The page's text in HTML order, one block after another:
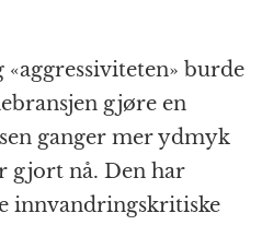
«aggressiviteten» burde
gjøre en
ganger mer ydmyk
gjort nå. Den har
innvandringskritiske